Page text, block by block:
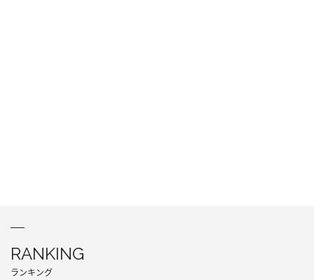
RANKING
ランキング